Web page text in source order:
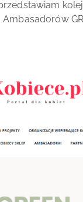
się op...